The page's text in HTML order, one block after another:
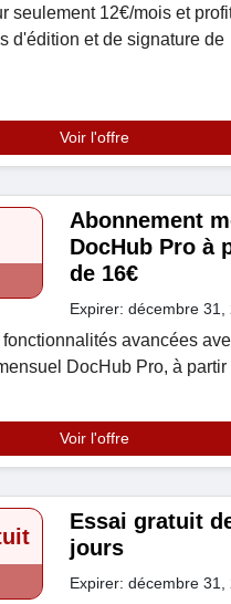
seulement 12€/mois et
d'édition et de signature de
Voir l'offre
Abonnement
DocHub Pro à
de 16€
Expirer: décembre 31,
avancées
DocHub Pro, à partir
Voir l'offre
Essai gratuit
jours
Expirer: décembre 31,